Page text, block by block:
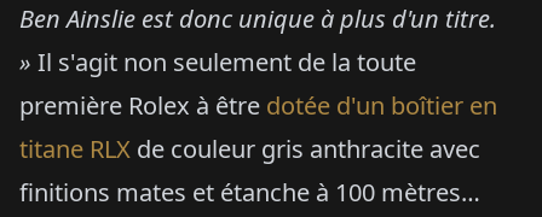
Ben Ainslie est donc unique à plus d'un titre.
» Il s'agit non seulement de la toute
première Rolex à être dotée d'un boîtier en
titane RLX de couleur gris anthracite avec
finitions mates et étanche à 100 mètres…